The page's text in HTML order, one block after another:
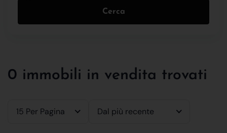
Cerca
0 immobili in vendita trovati
15 Per Pagina Dal più recente